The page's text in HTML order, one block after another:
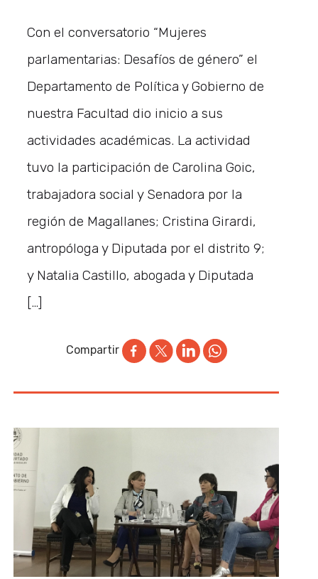
Con el conversatorio “Mujeres
parlamentarias: Desafíos de género” el
Departamento de Política y Gobierno de
nuestra Facultad dio inicio a sus
actividades académicas. La actividad
tuvo la participación de Carolina Goic,
trabajadora social y Senadora por la
región de Magallanes; Cristina Girardi,
antropóloga y Diputada por el distrito 9;
y Natalia Castillo, abogada y Diputada
[…]
Compartir